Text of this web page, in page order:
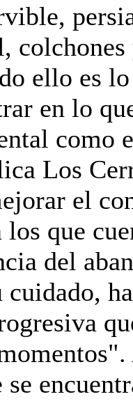
ello es
en lo
como
Los
el
que
del